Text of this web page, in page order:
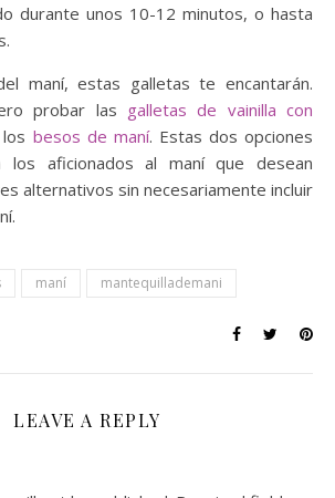
durante unos 10-12 minutos, o hasta
maní, estas galletas te encantarán.
probar las galletas de vainilla con
besos de maní. Estas dos opciones
los aficionados al maní que desean
alternativos sin necesariamente incluir
maní mantequillademani
LEAVE A REPLY